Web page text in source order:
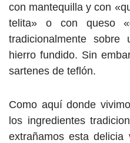
con mantequilla y con
telita» o con queso
tradicionalmente
hierro fundido. Sin
sartenes de teflón.
Como aquí donde
los ingredientes
extrañamos esta delicia